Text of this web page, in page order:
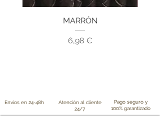
MARRÓN
Precio
6,98 €
Envíos en 24-48h
Atención al cliente
24/7
Pago seguro y
100% garantizado